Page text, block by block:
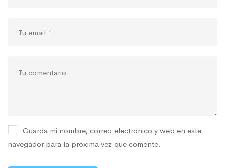
Guarda mi nombre, correo electrónico y web en este
navegador para la próxima vez que comente.